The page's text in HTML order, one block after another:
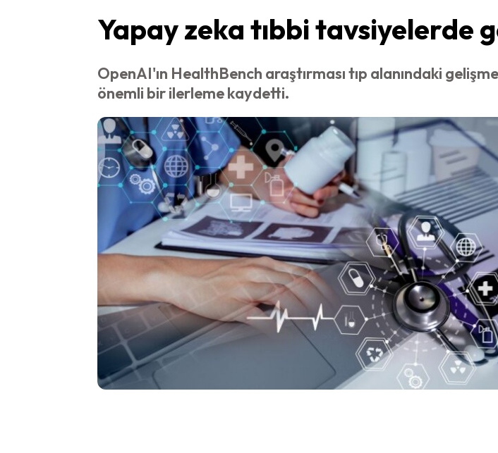
Yapay zeka tıbbi tavsiyelerde
OpenAI'ın HealthBench araştırması tıp alanındaki
önemli bir ilerleme kaydetti.